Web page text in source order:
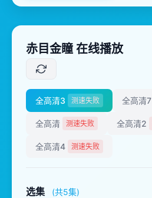
赤目金瞳 在线播放
全高清3 测速失败 全高清7
全高清 测速失败 全高清2
全高清4 测速失败
选集 (共5集)